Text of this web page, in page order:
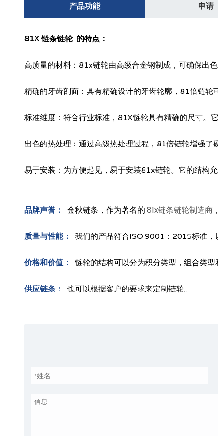
产品功能 申请
81X 链条链轮 的特点：
高质量的材料：81x链轮由高级合金钢制成，可确保出
精确的牙齿剖面：具有精确设计的牙齿轮廓，81倍链
标准维度：符合行业标准，81X链轮具有精确的尺寸。
出色的热处理：通过高级热处理过程，81倍链轮增强
易于安装：为方便起见，易于安装81x链轮。它的结构
品牌声誉： 金秋链条，作为著名的 81x链条链轮制造商
质量与性能： 我们的产品符合ISO 9001：2015标准，
价格和价值： 链轮的结构可以分为积分类型，组合类型
供应链条： 也可以根据客户的要求来定制链轮。